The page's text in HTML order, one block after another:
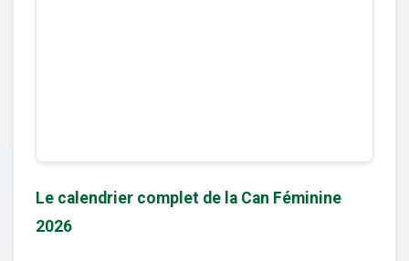
Le calendrier complet de la Can Féminine
2026